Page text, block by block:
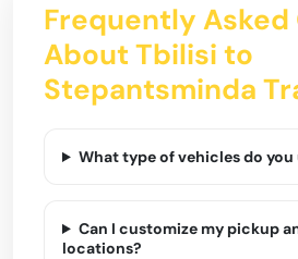
Frequently Asked
About Tbilisi to
Stepantsminda
What type of vehicles do you
Can I customize my pickup
locations?